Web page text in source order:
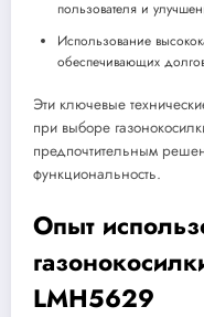
пользователя и
Использование
обеспечивающих
Эти ключевые
при выборе
предпочтительным
функциональность.
Опыт
LMH5629